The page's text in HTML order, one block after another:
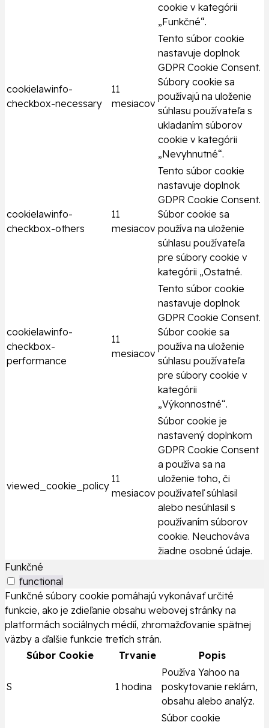
cookie v kategórii
„Funkčné“.
cookielawinfo-
checkbox-necessary
11
mesiacov
Tento súbor cookie
nastavuje doplnok
GDPR Cookie Consent.
Súbory cookie sa
používajú na uloženie
súhlasu používateľa s
ukladaním súborov
cookie v kategórii
„Nevyhnutné“.
cookielawinfo-
checkbox-others
11
mesiacov
Tento súbor cookie
nastavuje doplnok
GDPR Cookie Consent.
Súbor cookie sa
používa na uloženie
súhlasu používateľa
pre súbory cookie v
kategórii „Ostatné.
cookielawinfo-
checkbox-
performance
11
mesiacov
Tento súbor cookie
nastavuje doplnok
GDPR Cookie Consent.
Súbor cookie sa
používa na uloženie
súhlasu používateľa
pre súbory cookie v
kategórii
„Výkonnostné“.
viewed_cookie_policy
11
mesiacov
Súbor cookie je
nastavený doplnkom
GDPR Cookie Consent
a používa sa na
uloženie toho, či
používateľ súhlasil
alebo nesúhlasil s
používaním súborov
cookie. Neuchováva
žiadne osobné údaje.
Funkčné
functional
Funkčné súbory cookie pomáhajú vykonávať určité
funkcie, ako je zdieľanie obsahu webovej stránky na
platformách sociálnych médií, zhromažďovanie spätnej
väzby a ďalšie funkcie tretích strán.
Súbor Cookie
Trvanie Popis
S 1 hodina
Používa Yahoo na
poskytovanie reklám,
obsahu alebo analýz.
Súbor cookie